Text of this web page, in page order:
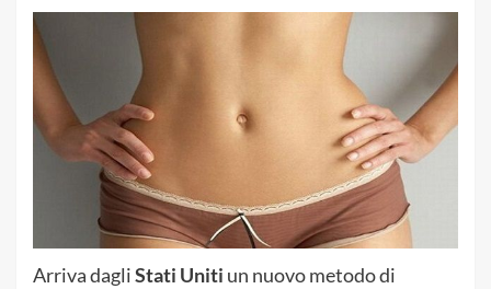
Arriva dagliStati Uniti un nuovo metodo di